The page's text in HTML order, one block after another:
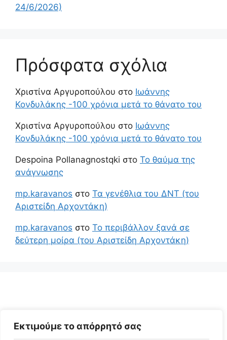
Εκτιμούμε το απόρρητό σας
24/6/2026)
Πρόσφατα σχόλια
Χριστίνα Αργυροπούλου στο Ιωάννης
Κονδυλάκης -100 χρόνια μετά το θάνατο του
Χριστίνα Αργυροπούλου στο Ιωάννης
Κονδυλάκης -100 χρόνια μετά το θάνατο του
Despoina Pollanagnostqki στο Το θαύμα της
ανάγνωσης
mp.karavanos στο Τα γενέθλια του ΔΝΤ (του
Αριστείδη Αρχοντάκη)
mp.karavanos στο Το περιβάλλον ξανά σε
δεύτερη μοίρα (του Αριστείδη Αρχοντάκη)